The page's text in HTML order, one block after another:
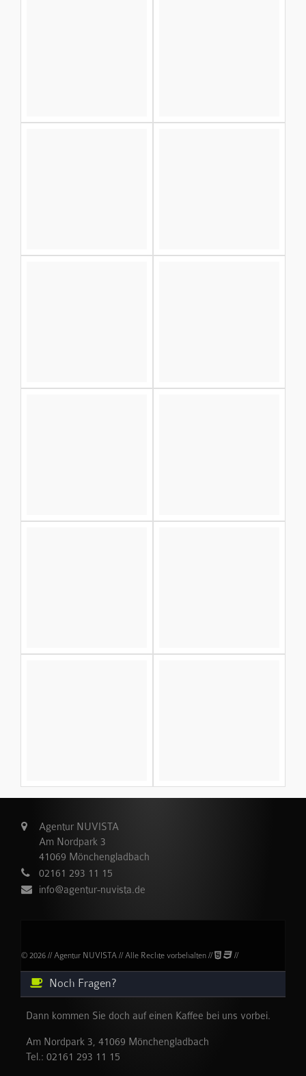
Agentur NUVISTA
Am Nordpark 3
41069 Mönchengladbach
02161 293 11 15
info@agentur-nuvista.de
© 2026 // Agentur NUVISTA // Alle Rechte vorbehalten // //
Noch Fragen?
Dann kommen Sie doch auf einen Kaffee bei uns vorbei.
Am Nordpark 3, 41069 Mönchengladbach
Tel.: 02161 293 11 15